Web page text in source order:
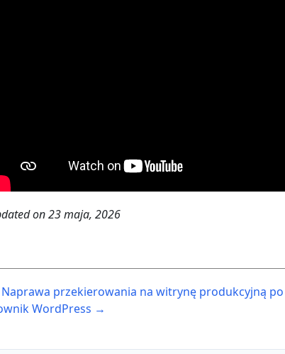
on23 maja, 2026
Post
przekierowania na witrynę produkcyjną
WordPress →